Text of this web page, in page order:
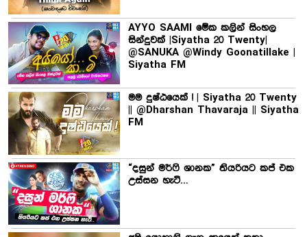
AYYO SAAMI මේක කලින් සිංහල
සින්දුවක් |Siyatha 20 Twenty|
@SANUKA @Windy Goonatillake |
Siyatha FM
මම දුෂ්ඨයෙක් ! | Siyatha 20 Twenty
|| @Dharshan Thavaraja || Siyatha
FM
“දසුන් මර්ෆි ශානක” තියරියට කප් එක
උස්සන හැටි…